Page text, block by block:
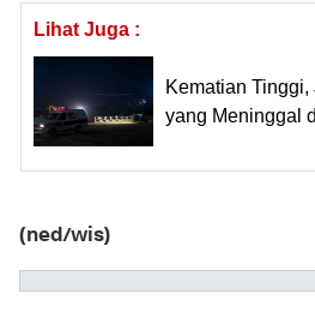
Lihat Juga :
Kematian
yang Meninggal
(ned/wis)